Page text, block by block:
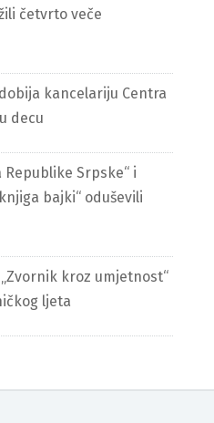
četvrto veče
kancelariju Centra
decu
Republike Srpske“ i
bajki“ oduševili
kroz umjetnost“
ljeta